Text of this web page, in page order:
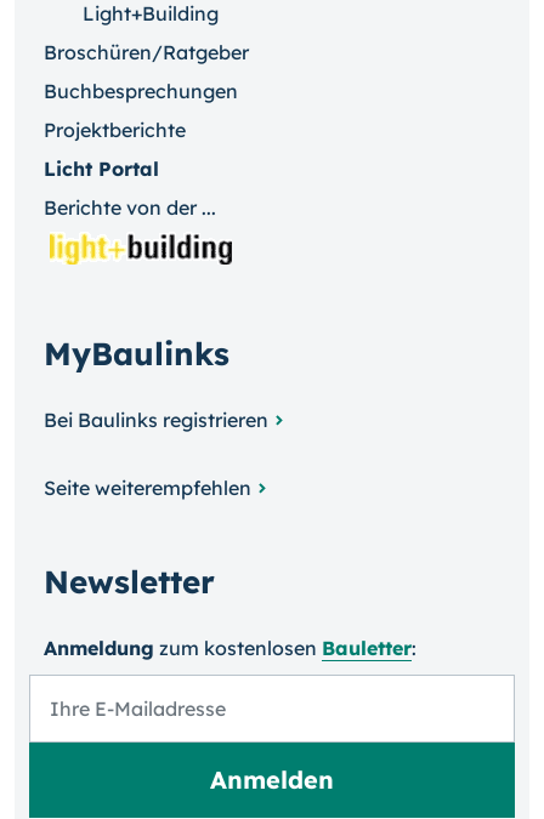
Light+Building
Broschüren/Ratgeber
Buchbesprechungen
Projektberichte
Licht Portal
Berichte von der ...
MyBaulinks
Bei Baulinks registrieren
Seite weiterempfehlen
Newsletter
Anmeldung zum kosten­losen Bauletter: